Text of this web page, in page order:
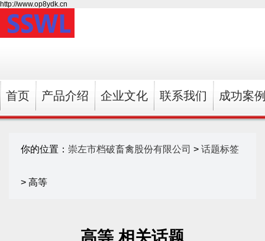
http://www.op8ydk.cn
首页 产品介绍 企业文化 联系我们 成功案
你的位置： 崇左市档破畜禽股份有限公司 > 话题标签
> 高等
高等 相关话题